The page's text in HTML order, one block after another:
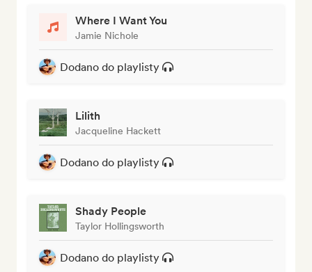
Where I Want You
Jamie Nichole
Dodano do playlisty
Lilith
Jacqueline Hackett
Dodano do playlisty
Shady People
Taylor Hollingsworth
Dodano do playlisty